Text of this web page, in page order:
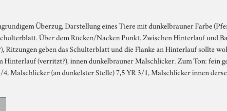
Überzug, Darstellung eines Tiere mit dunkelbrauner Farbe
Über dem Rücken/Nacken Punkt. Zwischen Hinterlauf und
Ritzungen geben das Schulterblatt und die Flanke an Hinterlauf sollte
(verritzt?), innen dunkelbrauner Malschlicker. Zum Ton: fein
Malschlicker (an dunkelster Stelle) 7,5 YR 3/1, Malschlicker innen